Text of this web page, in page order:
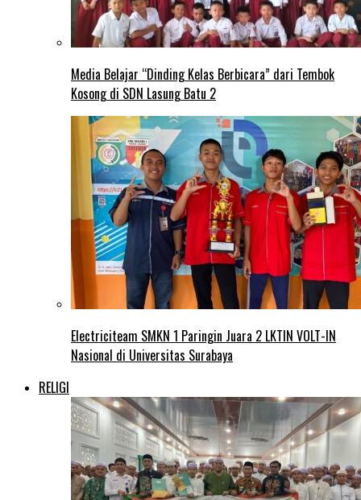
Media Belajar “Dinding Kelas Berbicara” dari Tembok
Kosong di SDN Lasung Batu 2
Electriciteam SMKN 1 Paringin Juara 2 LKTIN VOLT-IN
Nasional di Universitas Surabaya
RELIGI